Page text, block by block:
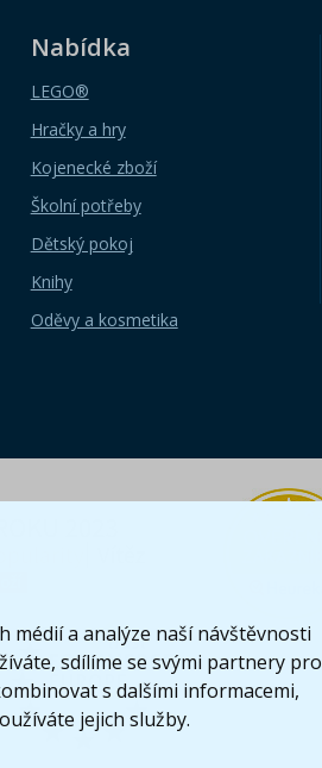
médií a analýze naší návštěvnosti
sdílíme se svými partnery pro
s dalšími informacemi,
jejich služby.
Nabídka
LEGO®
Hračky a hry
Kojenecké zboží
Školní potřeby
Dětský pokoj
Knihy
Oděvy a kosmetika